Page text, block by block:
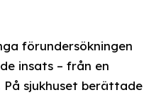
förundersökningen
insats – från en
sjukhuset berättade